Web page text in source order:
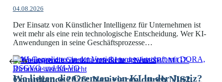
04.08.2026
Der Einsatz von Künstlicher Intelligenz für Unternehmen ist
weit mehr als eine rein technologische Entscheidung. Wer KI-
Anwendungen in seine Geschäftsprozesse…
Wo liegen die Grenzen von KI in der Justiz?
Compliance 2026: Navigieren durch NIS2,